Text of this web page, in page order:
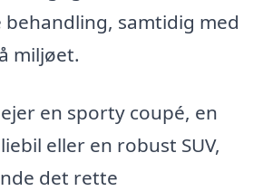
samtidig med
miljøet.
en sporty coupé, en
eller en robust SUV,
det rette